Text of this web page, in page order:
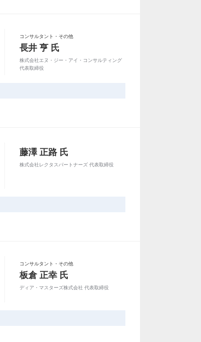
コンサルタント・その他
長井 亨 氏
株式会社エヌ・ジー・アイ・コンサルティング
代表取締役
藤澤 正路 氏
株式会社レクタスパートナーズ 代表取締役
コンサルタント・その他
板倉 正幸 氏
ディア・マスターズ株式会社 代表取締役